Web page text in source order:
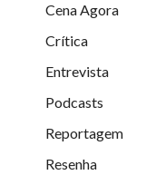
Cena Agora
Crítica
Entrevista
Podcasts
Reportagem
Resenha